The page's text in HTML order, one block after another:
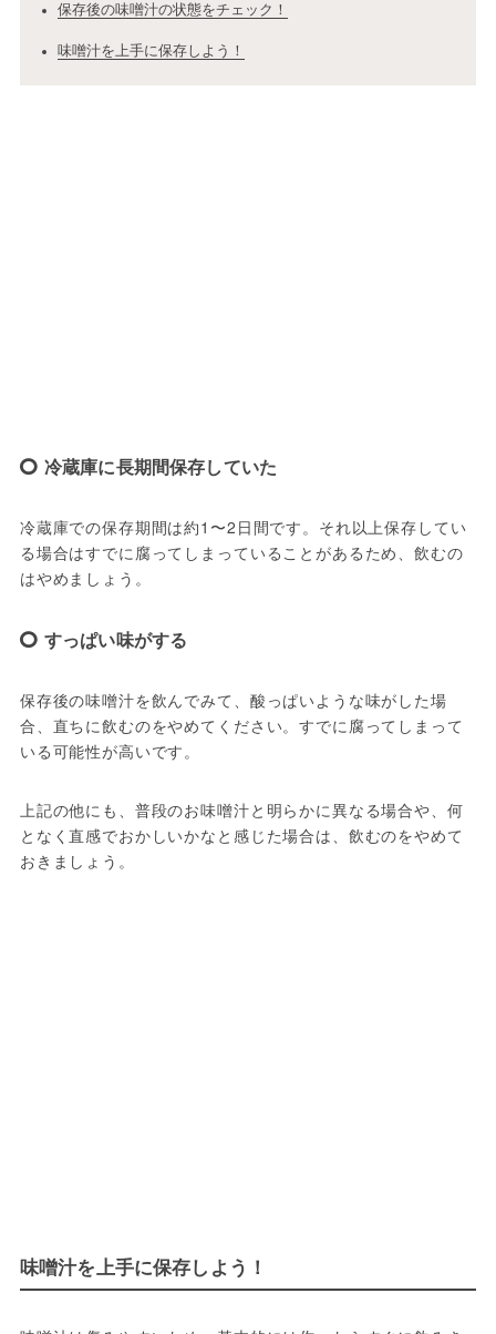
保存後の味噌汁の状態をチェック！
味噌汁を上手に保存しよう！
冷蔵庫に長期間保存していた
冷蔵庫での保存期間は約1〜2日間です。それ以上保存してい
る場合はすでに腐ってしまっていることがあるため、飲むの
はやめましょう。
すっぱい味がする
保存後の味噌汁を飲んでみて、酸っぱいような味がした場
合、直ちに飲むのをやめてください。すでに腐ってしまって
いる可能性が高いです。
上記の他にも、普段のお味噌汁と明らかに異なる場合や、何
となく直感でおかしいかなと感じた場合は、飲むのをやめて
おきましょう。
味噌汁を上手に保存しよう！